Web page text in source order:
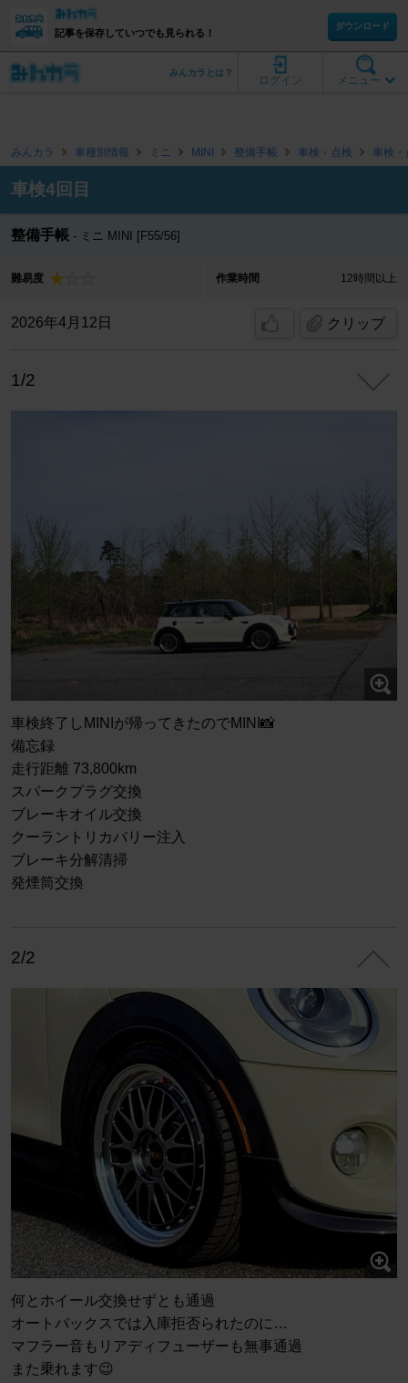
記事を保存していつでも見られる！
ダウンロード
メニュー
ログイン
みんカラとは？
みんカラ 車種別情報 ミニ MINI 整備手帳 車検・点検 車検・
車検4回目
整備手帳 ミニ MINI [F55/56]
難易度 作業時間 12時間以上
2026年4月12日 クリップ
1/2
車検終了しMINIが帰ってきたのでMINI📸
備忘録
走行距離 73,800km
スパークプラグ交換
ブレーキオイル交換
クーラントリカバリー注入
ブレーキ分解清掃
発煙筒交換
2/2
何とホイール交換せずとも通過
オートバックスでは入庫拒否られたのに…
マフラー音もリアディフューザーも無事通過
また乗れます😉